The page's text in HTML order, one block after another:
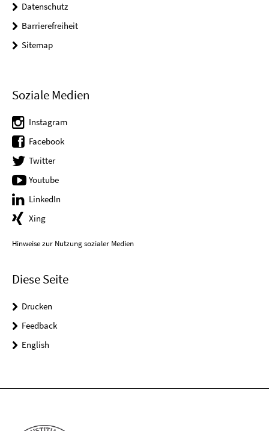
Datenschutz
Barrierefreiheit
Sitemap
Soziale Medien
Instagram
Facebook
Twitter
Youtube
LinkedIn
Xing
Hinweise zur Nutzung sozialer Medien
Diese Seite
Drucken
Feedback
English